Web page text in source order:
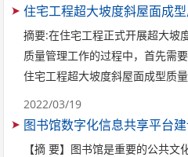
住宅工程超大坡度斜屋面成
摘要:在住宅工程正式开展超大坡
质量管理工作的过程中，首先需
住宅工程超大坡度斜屋面成型质
2022/03/19
图书馆数字化信息共享平台
【摘 要】图书馆是重要的公共